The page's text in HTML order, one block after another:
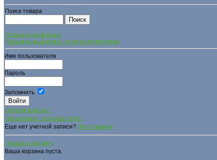
Поиск товара
Расширенный поиск
Расширенный поиск по характеристикам
Имя пользователя
Пароль
Запомнить
Забыли пароль?
Забыли имя пользователя?
Еще нет учетной записи? Регистрация
Показать корзину
Ваша корзина пуста.